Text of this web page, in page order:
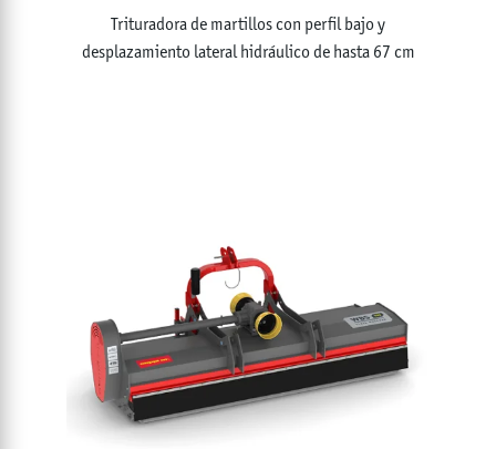
Trituradora de martillos con perfil bajo y
desplazamiento lateral hidráulico de hasta 67 cm